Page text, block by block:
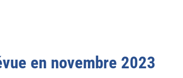
en novembre 2023